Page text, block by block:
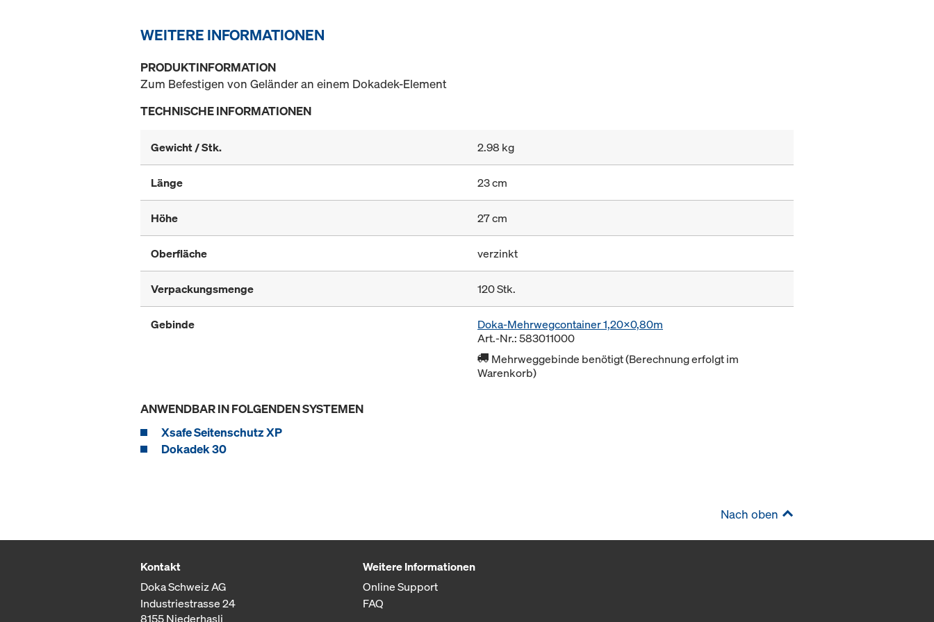
WEITERE INFORMATIONEN
PRODUKTINFORMATION
Zum Befestigen von Geländer an einem Dokadek-Element
TECHNISCHE INFORMATIONEN
Gewicht / Stk. 2.98 kg
Länge 23 cm
Höhe 27 cm
Oberfläche verzinkt
Verpackungsmenge 120 Stk.
Gebinde
Doka-Mehrwegcontainer 1,20x0,80m
Art.-Nr.: 583011000
Mehrweggebinde benötigt (Berechnung erfolgt im
Warenkorb)
ANWENDBAR IN FOLGENDEN SYSTEMEN
Xsafe Seitenschutz XP
Dokadek 30
Nach oben
Kontakt
Doka Schweiz AG
Industriestrasse 24
8155 Niederhasli
Weitere Informationen
Online Support
FAQ